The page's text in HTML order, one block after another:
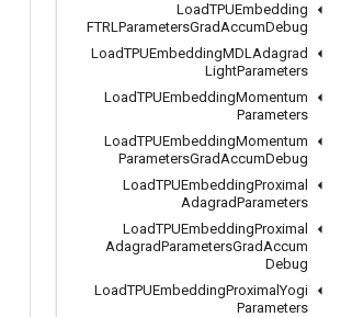
LoadTPUEmbedding
FTRLParametersGradAccumDebug
LoadTPUEmbeddingMDLAdagrad
LightParameters
LoadTPUEmbeddingMomentum
Parameters
LoadTPUEmbeddingMomentum
ParametersGradAccumDebug
LoadTPUEmbeddingProximal
AdagradParameters
LoadTPUEmbeddingProximal
AdagradParametersGradAccum
Debug
LoadTPUEmbeddingProximalYogi
Parameters